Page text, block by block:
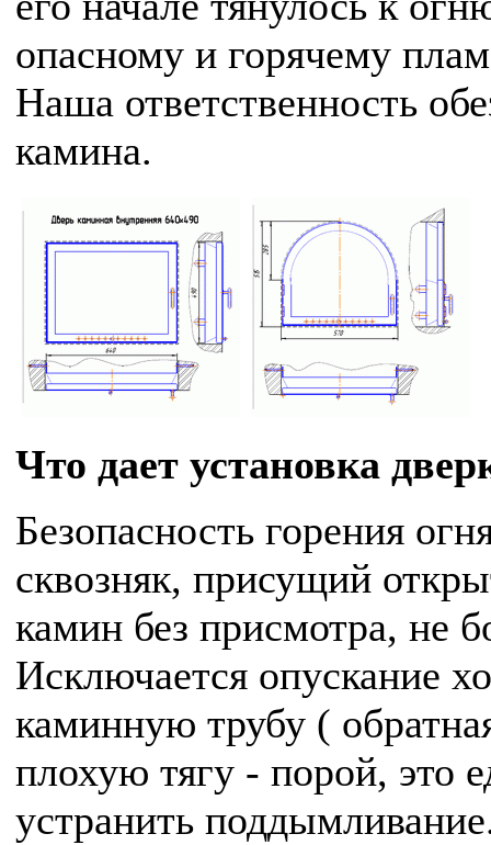
опасному и горячему
Наша ответственность
камина.
Что дает установка
Безопасность горения
сквозняк, присущий
камин без присмотра, не
Исключается опускание
каминную трубу (
плохую тягу - порой, это
устранить